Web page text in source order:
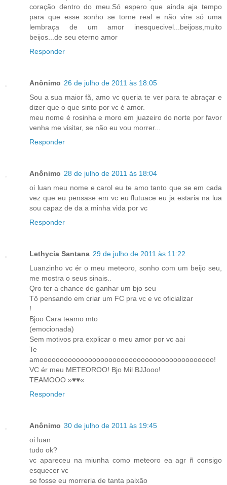
coração dentro do meu.Só espero que ainda aja tempo
para que esse sonho se torne real e não vire só uma
lembraça de um amor inesquecivel...beijoss,muito
beijos...de seu eterno amor
Responder
Anônimo 26 de julho de 2011 às 18:05
Sou a sua maior fã, amo vc queria te ver para te abraçar e
dizer que o que sinto por vc é amor.
meu nome é rosinha e moro em juazeiro do norte por favor
venha me visitar, se não eu vou morrer...
Responder
Anônimo 28 de julho de 2011 às 18:04
oi luan meu nome e carol eu te amo tanto que se em cada
vez que eu pensase em vc eu flutuace eu ja estaria na lua
sou capaz de da a minha vida por vc
Responder
Lethycia Santana 29 de julho de 2011 às 11:22
Luanzinho vc ér o meu meteoro, sonho com um beijo seu,
me mostra o seus sinais..
Qro ter a chance de ganhar um bjo seu
Tô pensando em criar um FC pra vc e vc oficializar
!
Bjoo Cara teamo mto
(emocionada)
Sem motivos pra explicar o meu amor por vc aai
Te
amooooooooooooooooooooooooooooooooooooooooooo!
VC ér meu METEOROO! Bjo Mil BJJooo!
TEAMOOO »♥♥«
Responder
Anônimo 30 de julho de 2011 às 19:45
oi luan
tudo ok?
vc apareceu na miunha como meteoro ea agr ñ consigo
esquecer vc
se fosse eu morreria de tanta paixão